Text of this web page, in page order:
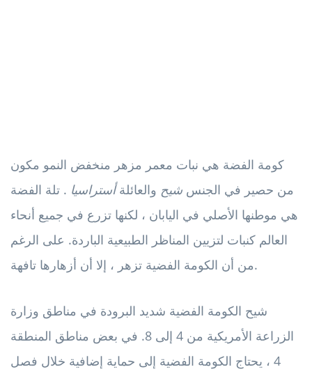
كومة الفضة هي نبات معمر مزهر منخفض النمو مكون
من حصير في الجنس شيح والعائلةأستراسيا . تلة الفضة
هي موطنها الأصلي في اليابان ، لكنها تزرع في جميع أنحاء
العالم كنبات لتزيين المناظر الطبيعية الباردة. على الرغم
من أن الكومة الفضية تزهر ، إلا أن أزهارها تافهة.
شيح الكومة الفضية شديد البرودة في مناطق وزارة
الزراعة الأمريكية من 4 إلى 8. في بعض مناطق المنطقة
4 ، يحتاج الكومة الفضية إلى حماية إضافية خلال فصل